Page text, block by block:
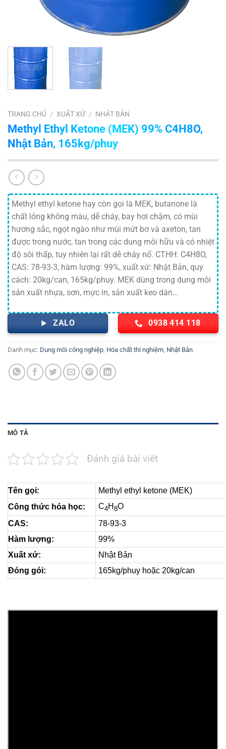
TRANG CHỦ / XUẤT XỨ / NHẬT BẢN
Methyl Ethyl Ketone (MEK) 99% C4H8O,
Nhật Bản, 165kg/phuy
Methyl ethyl ketone hay còn gọi là MEK, butanone là
chất lỏng không màu, dễ cháy, bay hơi chậm, có mùi
hương sắc, ngọt ngào như mùi mứt bơ và axeton, tan
được trong nước, tan trong các dung môi hữu và có nhiệt
độ sôi thấp, tuy nhiên lại rất dễ cháy nổ. CTHH: C4H8O,
CAS: 78-93-3, hàm lượng: 99%, xuất xứ: Nhật Bản, quy
cách: 20kg/can, 165kg/phuy. MEK dùng trong dung môi
sản xuất nhựa, sơn, mực in, sản xuất keo dán…
ZALO 0938 414 118
Danh mục: Dung môi công nghiệp Hóa chất thí nghiệm Nhật Bản
MÔ TẢ
Đánh giá bài viết
Tên gọi:
Methyl ethyl ketone (MEK)
Công thức hóa học:
C4H 8O
CAS:
78-93-3
Hàm lượng:
99%
Xuất xứ:
Nhật Bản
Đóng gói:
165kg/phuy hoặc 20kg/can